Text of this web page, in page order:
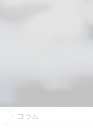
コラム